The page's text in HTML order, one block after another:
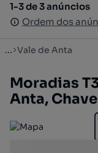
1-3 de 3 anúncios
Ordem dos
1-3 de 3 anúncios
Ordem dos
... Vale de Anta
Moradias
Anta,